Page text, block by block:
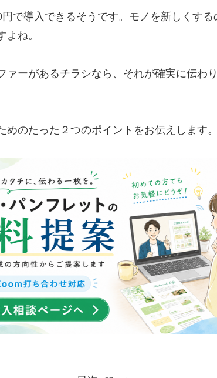
で導入できるそうです。モノを新しくす
ね。
ァーがあるチラシなら、それが確実に伝わ
のたった２つのポイントをお伝えします。